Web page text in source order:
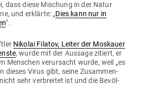
dass diese Mischung in der Natur
und erklärte: „Dies kann nur in
“.
Nikolai Filatov, Leiter der Mos­kauer
, wurde mit der Aussage zitiert, er
Men­schen ver­ur­sacht wurde, weil „es
dieses Virus gibt, seine Zusam­men­
sehr ver­breitet ist und die Bevöl­